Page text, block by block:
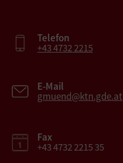
Telefon
+43 4732 2215
E-Mail
gmuend@ktn.gde.at
Fax
+43 4732 2215 35